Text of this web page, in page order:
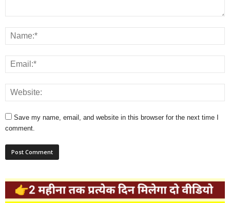
Save my name, email, and website in this browser for the next time I
comment.